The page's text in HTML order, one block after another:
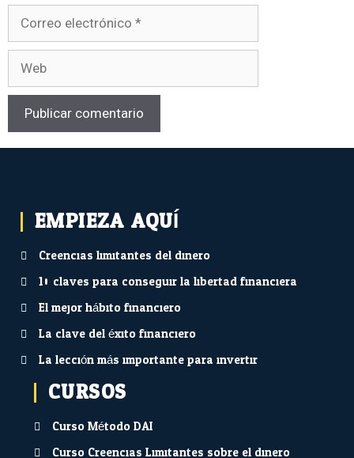
EMPIEZA AQUÍ...
Creencias limitantes del dinero
10 claves para conseguir la libertad financiera
El mejor hábito financiero
La clave del éxito financiero
La lección más importante para invertir
CURSOS
Curso Método DAI
Curso Creencias Limitantes sobre el dinero